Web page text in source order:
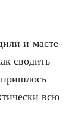
и масте­
сво­дить
всю